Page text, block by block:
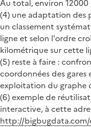
Au total, environ 12000
(4) une adaptation des
un classement
ligne et selon l'ordre
kilométrique sur cette
(5) reste à faire :
coordonnées des gares
exploitation du graphe
(6) exemple de
interactive, à cette
http://bigbugdata.com/